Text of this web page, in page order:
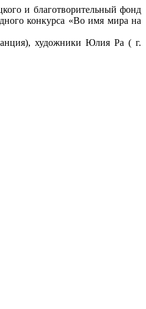
и благотворительный фонд
конкурса «Во имя мира на
художники Юлия Ра ( г.